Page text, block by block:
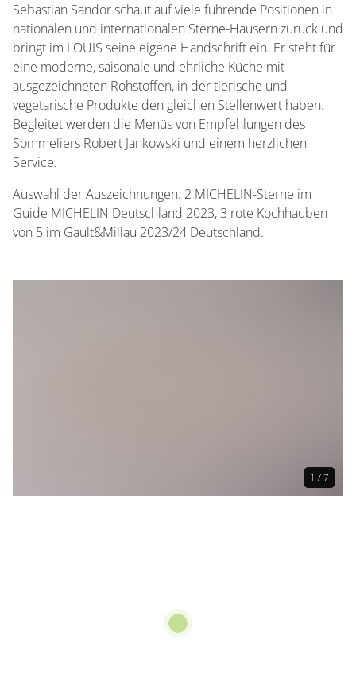
Sebastian Sandor schaut auf viele führende Positionen in
nationalen und internationalen Sterne-Häusern zurück und
bringt im LOUIS seine eigene Handschrift ein. Er steht für
eine moderne, saisonale und ehrliche Küche mit
ausgezeichneten Rohstoffen, in der tierische und
vegetarische Produkte den gleichen Stellenwert haben.
Begleitet werden die Menüs von Empfehlungen des
Sommeliers Robert Jankowski und einem herzlichen
Service.
Auswahl der Auszeichnungen: 2 MICHELIN-Sterne im
Guide MICHELIN Deutschland 2023, 3 rote Kochhauben
von 5 im Gault&Millau 2023/24 Deutschland.
1 / 7